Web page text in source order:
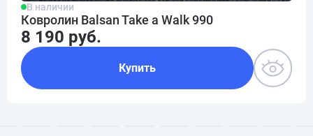
В наличии
Ковролин Balsan Take a Walk 990
8 190 руб.
Купить